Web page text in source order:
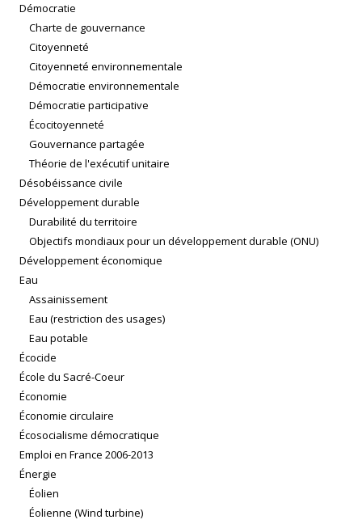
Démocratie
Charte de gouvernance
Citoyenneté
Citoyenneté environnementale
Démocratie environnementale
Démocratie participative
Écocitoyenneté
Gouvernance partagée
Théorie de l'exécutif unitaire
Désobéissance civile
Développement durable
Durabilité du territoire
Objectifs mondiaux pour un développement durable (ONU)
Développement économique
Eau
Assainissement
Eau (restriction des usages)
Eau potable
Écocide
École du Sacré-Coeur
Économie
Économie circulaire
Écosocialisme démocratique
Emploi en France 2006-2013
Énergie
Éolien
Éolienne (Wind turbine)